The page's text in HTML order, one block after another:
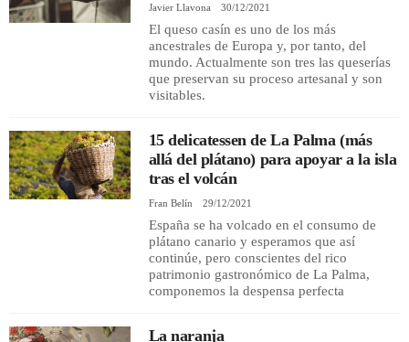
Javier Llavona 30/12/2021
El queso casín es uno de los más
ancestrales de Europa y, por tanto, del
mundo. Actualmente son tres las queserías
que preservan su proceso artesanal y son
visitables.
15 delicatessen de La Palma (más
allá del plátano) para apoyar a la isla
tras el volcán
Fran Belín 29/12/2021
España se ha volcado en el consumo de
plátano canario y esperamos que así
continúe, pero conscientes del rico
patrimonio gastronómico de La Palma,
componemos la despensa perfecta
La naranja